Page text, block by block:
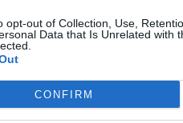
opt-out of Collection, Use,
Data that Is Unrelated with
CONFIRM